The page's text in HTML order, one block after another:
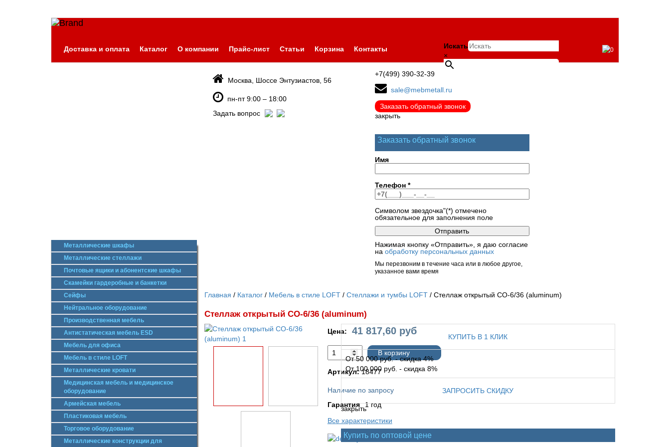
Доставка и оплата Каталог О компании Прайс-лист Статьи Корзина Контакты
Искать
×
0
Москва, Шоссе Энтузиастов, 56
пн-пт 9:00 – 18:00
Задать вопрос
+7(499) 390-32-39
sale@mebmetall.ru
Заказать обратный звонок
закрыть
Заказать обратный звонок
Имя
Телефон *
Символом звездочка"(*) отмечено
обязательное для заполнения поле
Нажимая кнопку «Отправить», я даю согласие
на обработку персональных данных
Мы перезвоним в течение часа или в любое другое,
указанное вами время
Металлические шкафы
Металлические стеллажи
Почтовые ящики и абонентские шкафы
Скамейки гардеробные и банкетки
Сейфы
Нейтральное оборудование
Производственная мебель
Антистатическая мебель ESD
Мебель для офиса
Мебель в стиле LOFT
Металлические кровати
Медицинская мебель и медицинское
оборудование
Армейская мебель
Пластиковая мебель
Торговое оборудование
Металлические конструкции для
Главная Каталог Мебель в стиле LOFT Стеллажи и тумбы LOFT Стеллаж открытый СО-6/36 (aluminum)
Стеллаж открытый СО-6/36 (aluminum)
Цена: 41 817,60 руб
В корзину
КУПИТЬ В 1 КЛИК
От 50 000 руб. - скидка 4%
От 100 000 руб. - скидка 8%
ЗАПРОСИТЬ СКИДКУ
закрыть
Купить по оптовой цене
Артикул:18477
Наличие по запросу
Гарантия
1 год
Все характеристики
Условия доставки и оплаты